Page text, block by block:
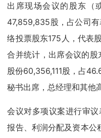
出席现场会议的股东（
47,859,835股，占公司
络投票股东175人，代表
合并统计，出席会议的
股份60,356,111股，占
秘书出席，总经理和其他
会议对多项议案进行审
报告、利润分配及资本公